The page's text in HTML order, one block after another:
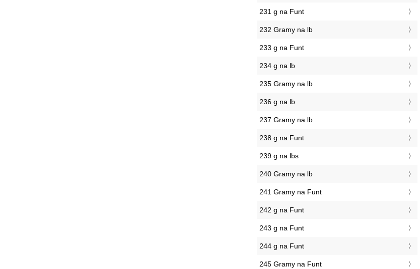
231 g na Funt
232 Gramy na lb
233 g na Funt
234 g na lb
235 Gramy na lb
236 g na lb
237 Gramy na lb
238 g na Funt
239 g na lbs
240 Gramy na lb
241 Gramy na Funt
242 g na Funt
243 g na Funt
244 g na Funt
245 Gramy na Funt